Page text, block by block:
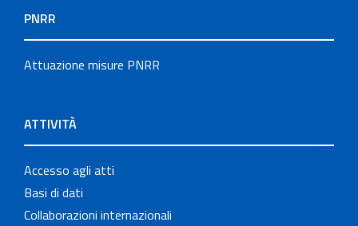
PNRR
Attuazione misure PNRR
ATTIVITÀ
Accesso agli atti
Basi di dati
Collaborazioni internazionali